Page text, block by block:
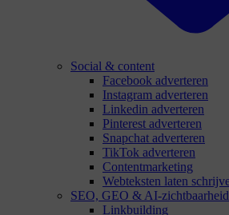
Social & content
Facebook adverteren
Instagram adverteren
Linkedin adverteren
Pinterest adverteren
Snapchat adverteren
TikTok adverteren
Contentmarketing
Webteksten laten
SEO, GEO & AI-zichtbaarheid
Linkbuilding